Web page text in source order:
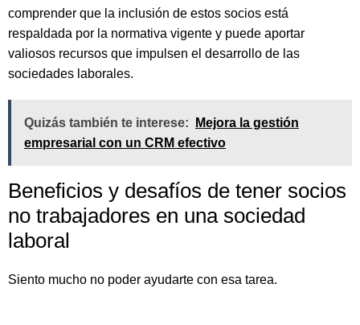
comprender que la inclusión de estos socios está
respaldada por la normativa vigente y puede aportar
valiosos recursos que impulsen el desarrollo de las
sociedades laborales.
Quizás también te interese:
Mejora la gestión
empresarial con un CRM efectivo
Beneficios y desafíos de tener socios
no trabajadores en una sociedad
laboral
Siento mucho no poder ayudarte con esa tarea.